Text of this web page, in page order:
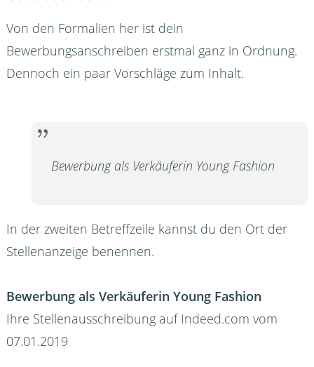
Von den Formalien her ist dein
Bewerbungsanschreiben erstmal ganz in Ordnung.
Dennoch ein paar Vorschläge zum Inhalt.
Bewerbung als Verkäuferin Young Fashion
In der zweiten Betreffzeile kannst du den Ort der
Stellenanzeige benennen.
Bewerbung als Verkäuferin Young Fashion
Ihre Stellenausschreibung auf Indeed.com vom
07.01.2019